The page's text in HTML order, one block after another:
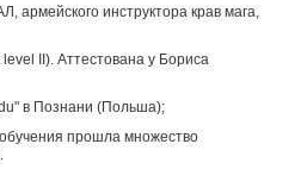
армейского инструктора крав мага,
level II). Аттестована у Бориса
в Познани (Польша);
прошла множество